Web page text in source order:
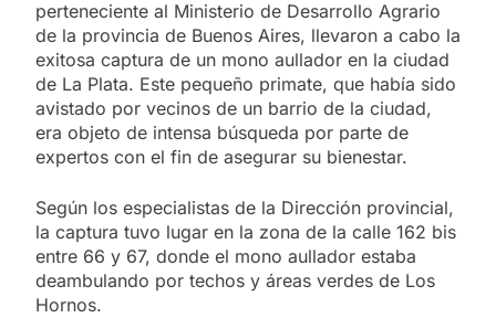
perteneciente al Ministerio de Desarrollo Agrario
de la provincia de Buenos Aires, llevaron a cabo la
exitosa captura de un mono aullador en la ciudad
de La Plata. Este pequeño primate, que había sido
avistado por vecinos de un barrio de la ciudad,
era objeto de intensa búsqueda por parte de
expertos con el fin de asegurar su bienestar.
Según los especialistas de la Dirección provincial,
la captura tuvo lugar en la zona de la calle 162 bis
entre 66 y 67, donde el mono aullador estaba
deambulando por techos y áreas verdes de Los
Hornos.